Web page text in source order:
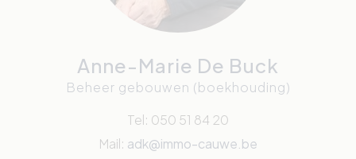
Anne-Marie De Buck
Beheer gebouwen (boekhouding)
Tel: 050 51 84 20
Mail: adk@immo-cauwe.be